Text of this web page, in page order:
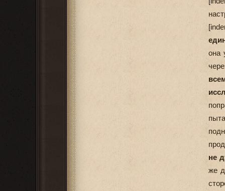
она
не
же